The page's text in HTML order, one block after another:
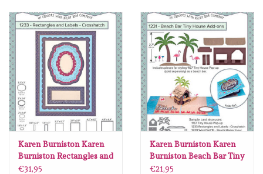
Siliconen mal
Spellbinders
Dress My Craft
Uniquely Creative
Juffrouw Muis
Karen Burniston Karen
Burniston Rectangles and
Labels - Crosshatch 1233
€31,95
Karen Burniston Karen
Burniston Beach Bar Tiny
House Add-Ons 1231
€21,95